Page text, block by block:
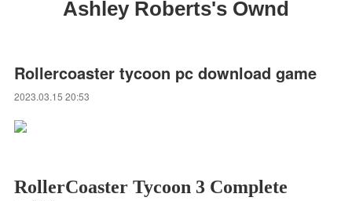
Ashley Roberts's Ownd
Rollercoaster tycoon pc download game
2023.03.15 20:53